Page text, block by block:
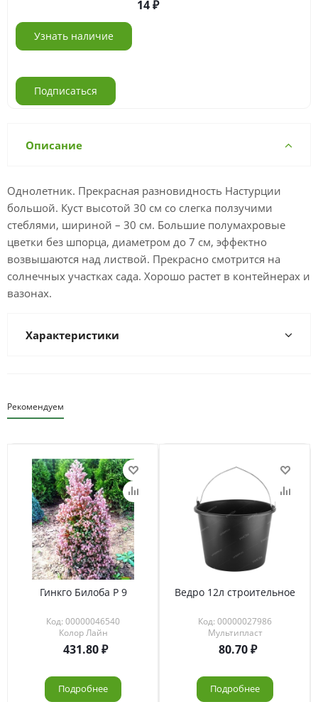
14
Узнать наличие
Подписаться
Описание
Однолетник. Прекрасная разновидность Настурции
большой. Куст высотой 30 см со слегка ползучими
стеблями, шириной – 30 см. Большие полумахровые
цветки без шпорца, диаметром до 7 см, эффектно
возвышаются над листвой. Прекрасно смотрится на
солнечных участках сада. Хорошо растет в контейнерах и
вазонах.
Характеристики
Рекомендуем
Гинкго Билоба Р 9
Код: 00000046540
Колор Лайн
431.80
Подробнее
Ведро 12л строительное
Код: 00000027986
Мультипласт
80.70
Подробнее